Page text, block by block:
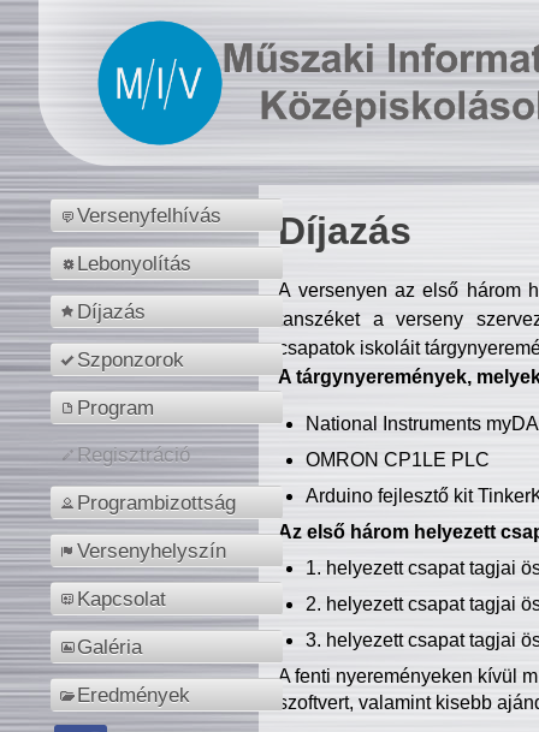
Versenyfelhívás
Lebonyolítás
Díjazás
Szponzorok
Program
Regisztráció
Programbizottság
Versenyhelyszín
Kapcsolat
Galéria
Eredmények
Díjazás
A versenyen az első három
tanszéket a verseny
csapatok iskoláit
A tárgynyeremények,
National Instruments
OMRON CP1LE PLC
Arduino fejlesztő kit
Az első három helyezett
1. helyezett csapat tagjai
2. helyezett csapat tagjai
3. helyezett csapat tagjai
A fenti nyereményeken kívül
szoftvert, valamint kisebb